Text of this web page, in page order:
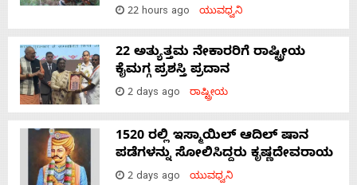
22 hours ago ಯುವಧ್ವನಿ
22 ಅತ್ಯುತ್ತಮ ನೇಕಾರರಿಗೆ ರಾಷ್ಟ್ರೀಯ
ಕೈಮಗ್ಗ ಪ್ರಶಸ್ತಿ ಪ್ರದಾನ
2 days ago ರಾಷ್ಟ್ರೀಯ
1520 ರಲ್ಲಿ ಇಸ್ಮಾಯಿಲ್ ಆದಿಲ್ ಷಾನ
ಪಡೆಗಳನ್ನು ಸೋಲಿಸಿದ್ದರು ಕೃಷ್ಣದೇವರಾಯ
2 days ago ಯುವಧ್ವನಿ